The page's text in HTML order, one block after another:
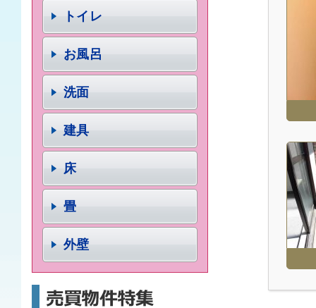
トイレ
お風呂
洗面
建具
床
畳
外壁